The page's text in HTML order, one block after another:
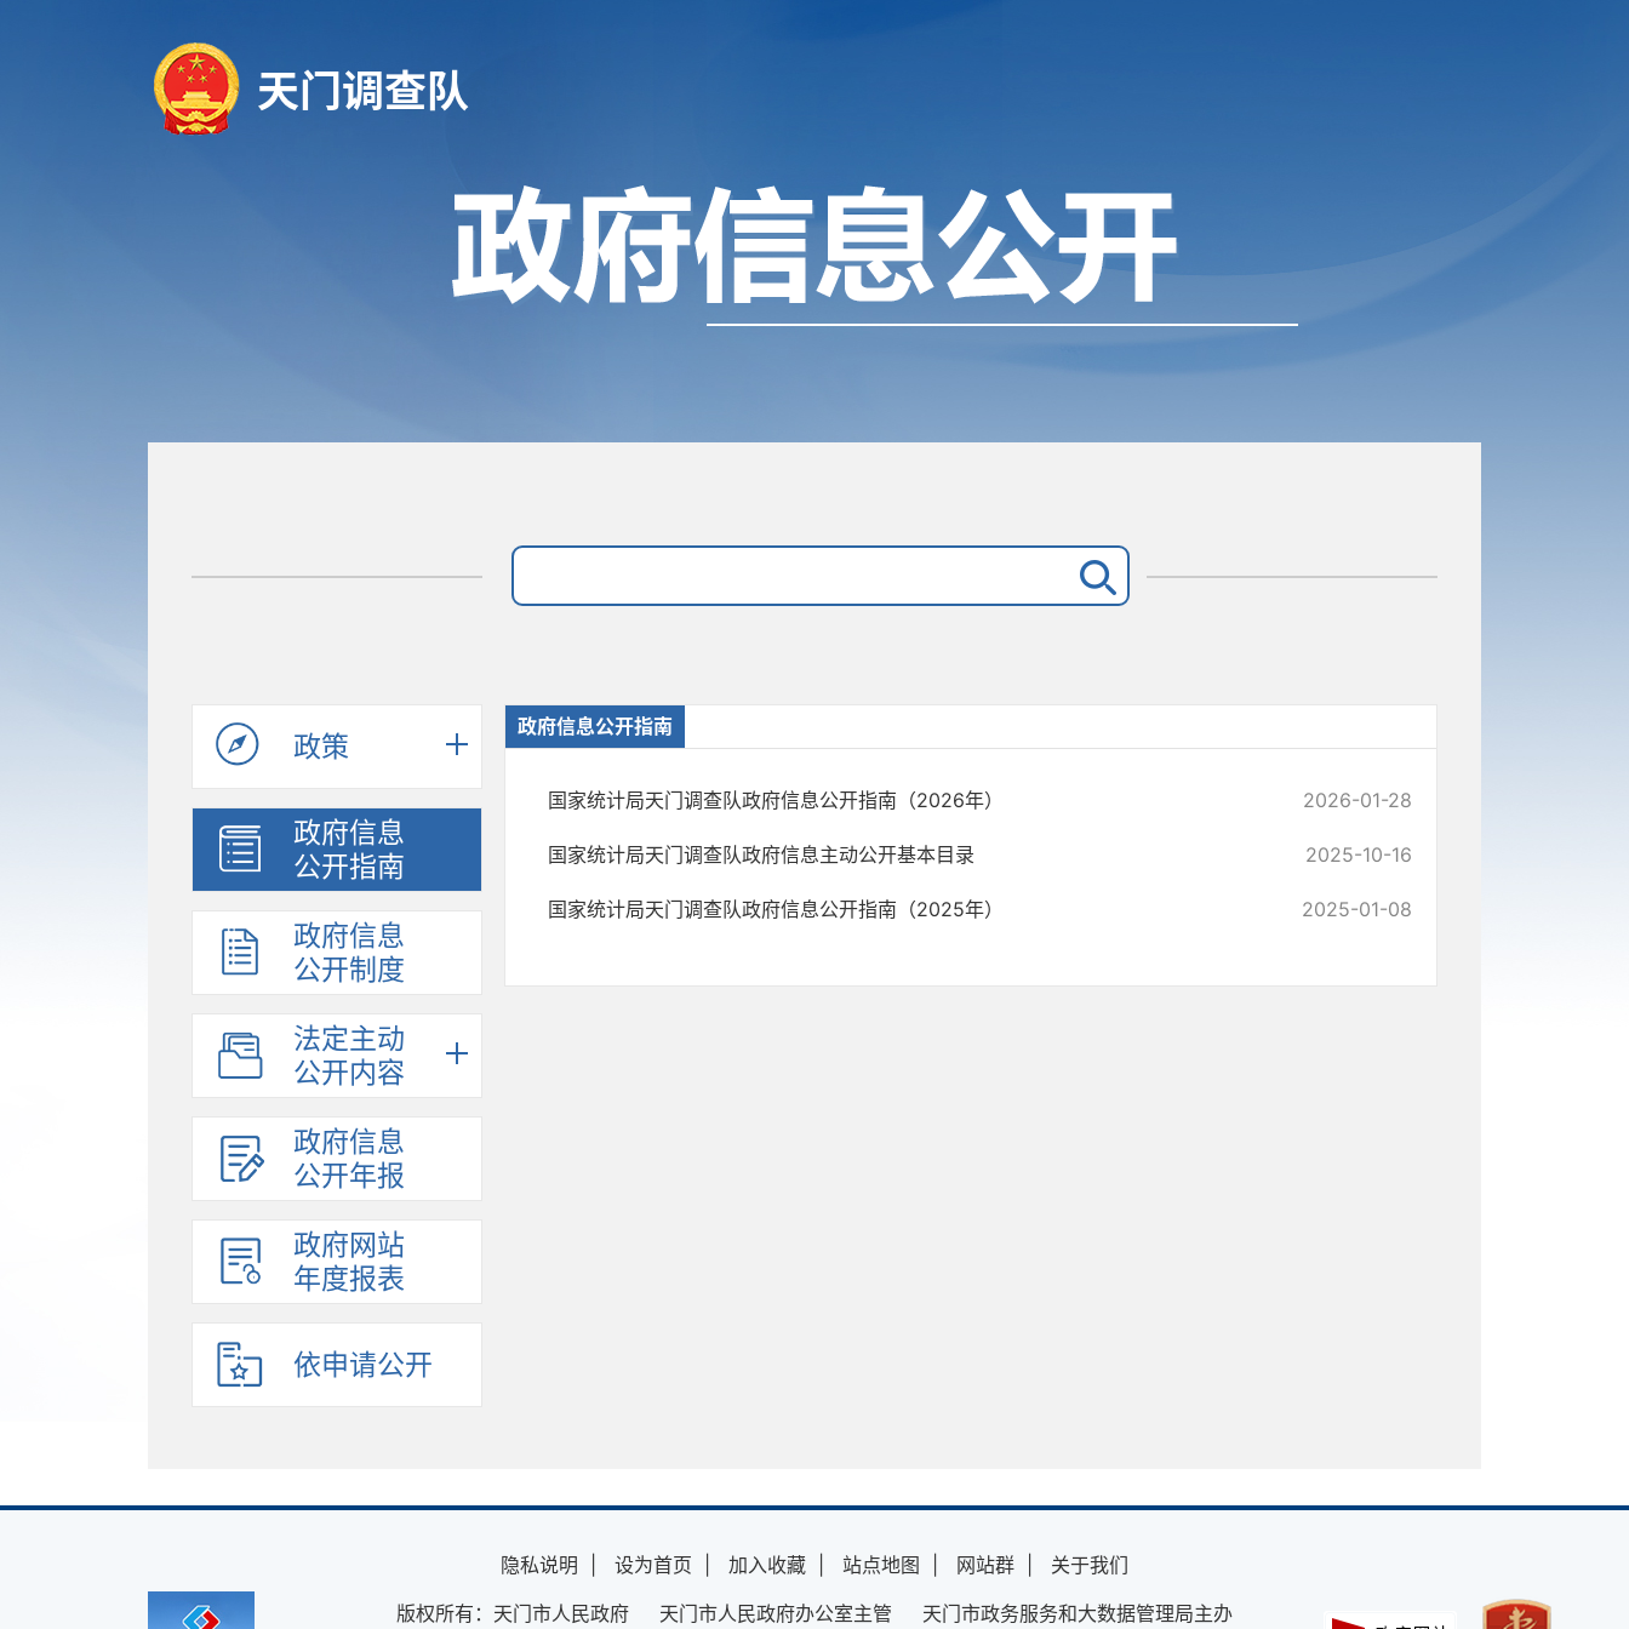
天门调查队
政策
政府信息
公开指南
政府信息
公开制度
法定主动
公开内容
政府信息
公开年报
政府网站
年度报表
依申请公开
政府信息公开指南
国家统计局天门调查队政府信息公开指南（2026年） 2026-01-28
国家统计局天门调查队政府信息主动公开基本目录 2025-10-16
国家统计局天门调查队政府信息公开指南（2025年） 2025-01-08
隐私说明 设为首页 加入收藏 站点地图 网站群
关于我们
版权所有：天门市人民政府 天门市人民政府办公室主管 天门市政务服务和大数据管理局主办